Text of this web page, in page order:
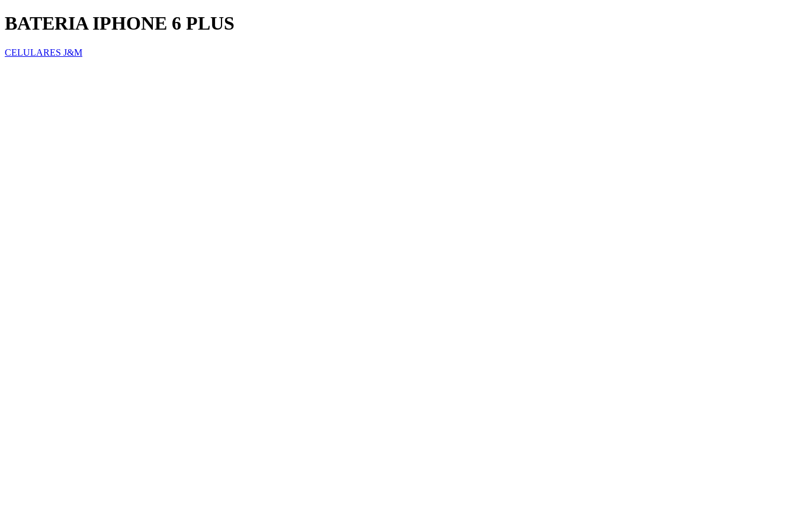
BATERIA IPHONE 6 PLUS
CELULARES J&M